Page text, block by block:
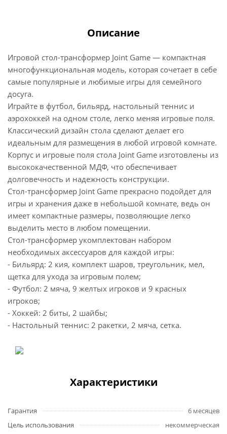
Описание
Игровой стол-трансформер Joint Game — компактная
многофункциональная модель, которая сочетает в себе
самые популярные и любимые игры для семейного
досуга.
Играйте в футбол, бильярд, настольный теннис и
аэрохоккей на одном столе, легко меняя игровые поля.
Классический дизайн стола сделают делает его
идеальным для размещения в любой игровой комнате.
Корпус и игровые поля стола Joint Game изготовлены из
высококачественной МДФ, что обеспечивает
долговечность и надежность конструкции.
Стол-трансформер Joint Game прекрасно подойдет для
игры и хранения даже в небольшой комнате, ведь он
имеет компактные размеры, позволяющие легко
выделить место в любом помещении.
Стол-трансформер укомплектован набором
необходимых аксессуаров для каждой игры:
- Бильярд: 2 кия, комплект шаров, треугольник, мел,
щетка для ухода за игровым полем;
- Футбол: 2 мяча, 9 желтых игроков и 9 красных
игроков;
- Хоккей: 2 биты, 2 шайбы;
- Настольный теннис: 2 ракетки, 2 мяча, сетка.
Характеристики
Гарантия
6 месяцев
Цель использования
некоммерческая